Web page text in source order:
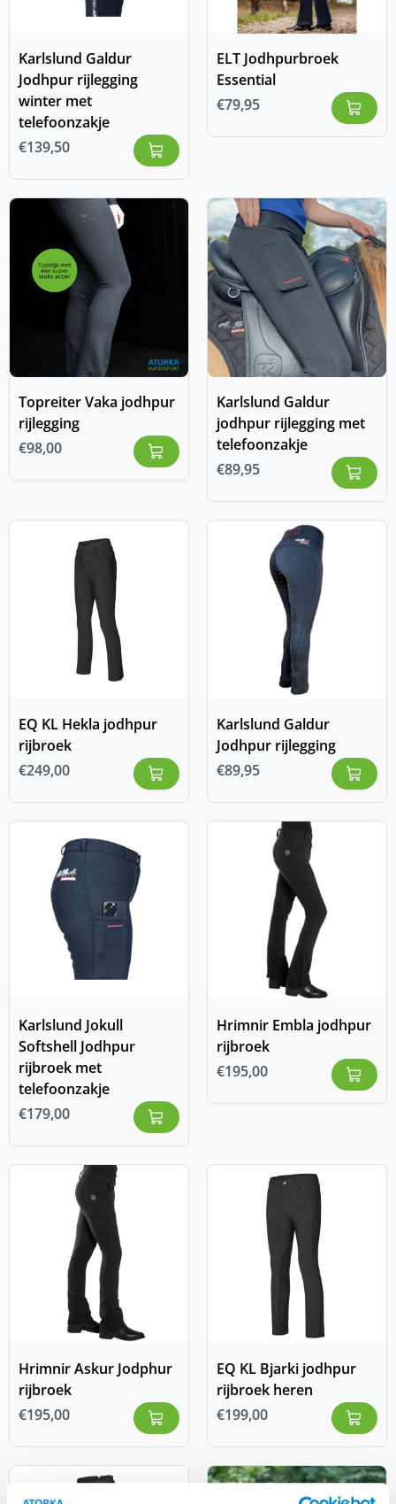
Karlslund Galdur
Jodhpur rijlegging
winter met
telefoonzakje
€139,50
ELT Jodhpurbroek
Essential
€79,95
Topreiter Vaka jodhpur
rijlegging
€98,00
Karlslund Galdur
jodhpur rijlegging met
telefoonzakje
€89,95
EQ KL Hekla jodhpur
rijbroek
€249,00
Karlslund Galdur
Jodhpur rijlegging
€89,95
Karlslund Jokull
Softshell Jodhpur
rijbroek met
telefoonzakje
€179,00
Hrimnir Embla jodhpur
rijbroek
€195,00
Hrimnir Askur Jodphur
rijbroek
€195,00
EQ KL Bjarki jodhpur
rijbroek heren
€199,00